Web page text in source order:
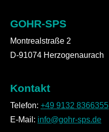
GOHR-SPS
Montrealstraße 2
D-91074 Herzogenaurach
Kontakt
Telefon: +49 9132 8366355
E-Mail: info@gohr-sps.de